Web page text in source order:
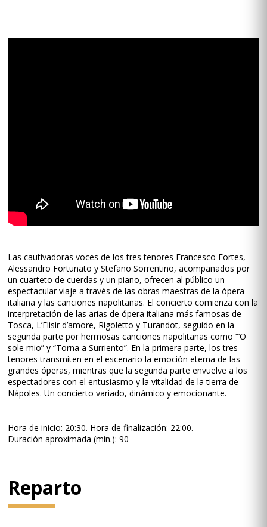
Las cautivadoras voces de los tres tenores Francesco Fortes,
Alessandro Fortunato y Stefano Sorrentino, acompañados por
un cuarteto de cuerdas y un piano, ofrecen al público un
espectacular viaje a través de las obras maestras de la ópera
italiana y las canciones napolitanas. El concierto comienza con la
interpretación de las arias de ópera italiana más famosas de
Tosca, L’Elisir d’amore, Rigoletto y Turandot, seguido en la
segunda parte por hermosas canciones napolitanas como “’O
sole mio” y “Torna a Surriento”. En la primera parte, los tres
tenores transmiten en el escenario la emoción eterna de las
grandes óperas, mientras que la segunda parte envuelve a los
espectadores con el entusiasmo y la vitalidad de la tierra de
Nápoles. Un concierto variado, dinámico y emocionante.
Hora de inicio: 20:30. Hora de finalización: 22:00.
Duración aproximada (min.): 90
Reparto